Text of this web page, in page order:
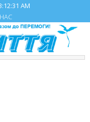
AM